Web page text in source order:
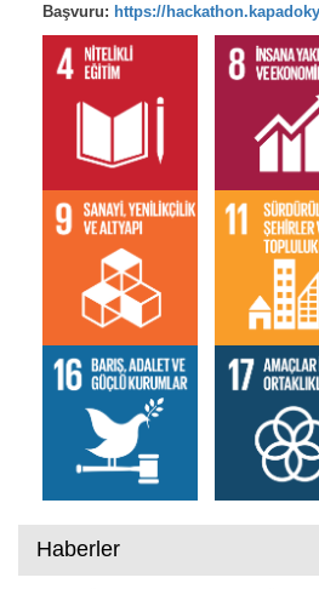
Başvuru: https://
Haberler